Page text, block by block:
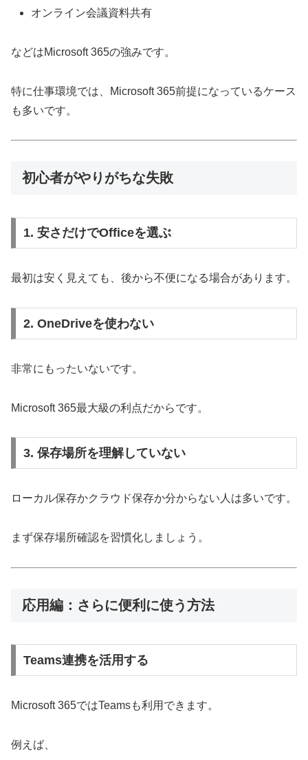
オンライン会議資料共有
などはMicrosoft 365の強みです。
特に仕事環境では、Microsoft 365前提になっているケース
も多いです。
初心者がやりがちな失敗
1. 安さだけでOfficeを選ぶ
最初は安く見えても、後から不便になる場合があります。
2. OneDriveを使わない
非常にもったいないです。
Microsoft 365最大級の利点だからです。
3. 保存場所を理解していない
ローカル保存かクラウド保存か分からない人は多いです。
まず保存場所確認を習慣化しましょう。
応用編：さらに便利に使う方法
Teams連携を活用する
Microsoft 365ではTeamsも利用できます。
例えば、